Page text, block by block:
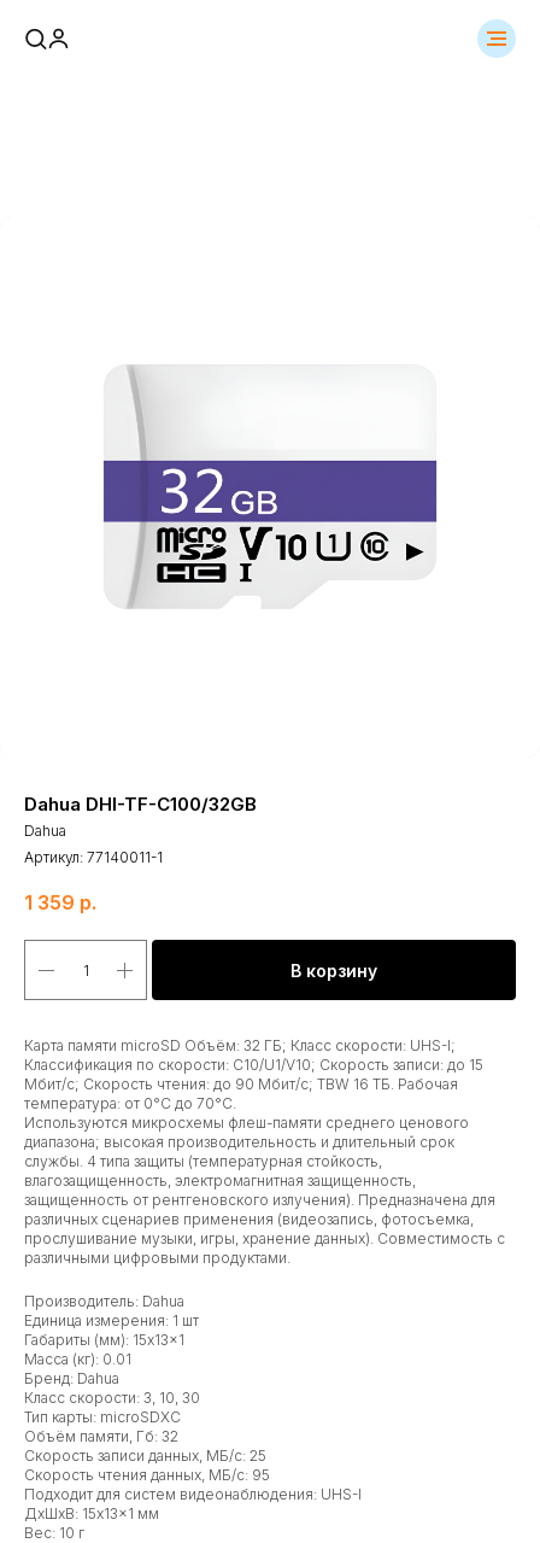
Dahua DHI-TF-C100/32GB
Dahua
Артикул: 77140011-1
1 359 р.
В корзину
Карта памяти microSD Объём: 32 ГБ; Класс скорости: UHS-I;
Классификация по скорости: C10/U1/V10; Скорость записи: до 15
Мбит/с; Скорость чтения: до 90 Мбит/с; TBW 16 ТБ. Рабочая
температура: от 0°C до 70°C.
Используются микросхемы флеш-памяти среднего ценового
диапазона; высокая производительность и длительный срок
службы. 4 типа защиты (температурная стойкость,
влагозащищенность, электромагнитная защищенность,
защищенность от рентгеновского излучения). Предназначена для
различных сценариев применения (видеозапись, фотосъемка,
прослушивание музыки, игры, хранение данных). Совместимость с
различными цифровыми продуктами.
Производитель: Dahua
Единица измерения: 1 шт
Габариты (мм): 15x13x1
Масса (кг): 0.01
Бренд: Dahua
Класс скорости: 3, 10, 30
Тип карты: microSDXC
Объём памяти, Гб: 32
Скорость записи данных, МБ/с: 25
Скорость чтения данных, МБ/с: 95
Подходит для систем видеонаблюдения: UHS-I
ДxШxВ: 15x13x1 мм
Вес: 10 г